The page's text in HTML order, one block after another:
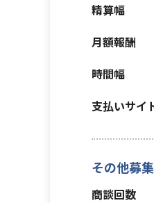
精算幅
月額報酬
時間幅
支払いサイ
その他募
商談回数